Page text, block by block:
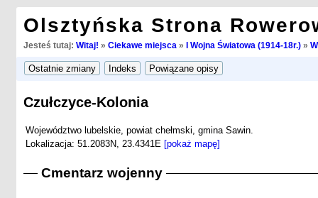
Olsztyńska Strona
Jesteś tutaj: Witaj! » Ciekawe miejsca » I Wojna Światowa (1914-18r.)»
Czułczyce-Kolonia
Województwo lubelskie, powiat chełmski, gmina Sawin.
Lokalizacja: 51.2083N, 23.4341E [pokaż mapę]
Cmentarz wojenny